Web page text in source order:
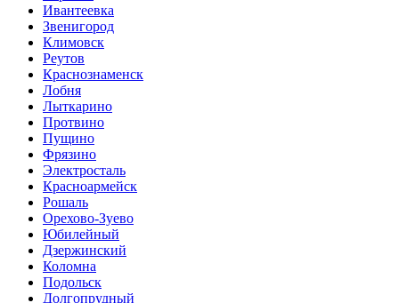
Ивантеевка
Звенигород
Климовск
Реутов
Краснознаменск
Лобня
Лыткарино
Протвино
Пущино
Фрязино
Электросталь
Красноармейск
Рошаль
Орехово-Зуево
Юбилейный
Дзержинский
Коломна
Подольск
Долгопрудный